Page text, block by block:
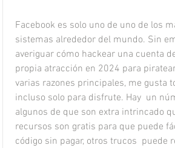
Facebook es solo uno de uno de los
sistemas alrededor del mundo. Sin
averiguar cómo hackear una cuenta
propia atracción en 2024 para
varias razones principales, me gusta
incluso solo para disfrute. Hay  un
algunos de que son extra intrincado
recursos son gratis para que puede
código sin pagar, otros trucos  puede